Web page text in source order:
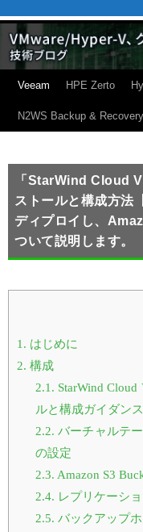
Veeam HPE Zerto
N2WS Backup & Recovery
「StarWind Cloud
ストールと構成方
ディプロイし、
ついて説明します。
1. はじめに
2. 構成
2.1. StarWind
ルと構成ガイダンス
2.2. バーチャルテ
の設定
2.3. Amazon S3
2.4. レプリケーシ
2.5. バックアップ